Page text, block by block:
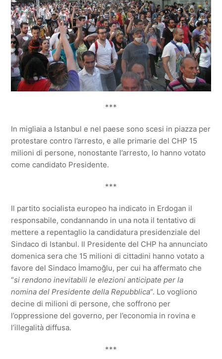
***
In migliaia a Istanbul e nel paese sono scesi in piazza per
protestare contro l’arresto, e alle primarie del CHP 15
milioni di persone, nonostante l’arresto, lo hanno votato
come candidato Presidente.
***
Il partito socialista europeo ha indicato in Erdogan il
responsabile, condannando in una nota il tentativo di
mettere a repentaglio la candidatura presidenziale del
Sindaco di Istanbul. Il Presidente del CHP ha annunciato
domenica sera che 15 milioni di cittadini hanno votato a
favore del Sindaco İmamoğlu, per cui ha affermato che
“si rendono inevitabili le elezioni anticipate per la
nomina del Presidente della Repubblica“. Lo vogliono
decine di milioni di persone, che soffrono per
l’oppressione del governo, per l’economia in rovina e
l’illegalità diffusa.
***